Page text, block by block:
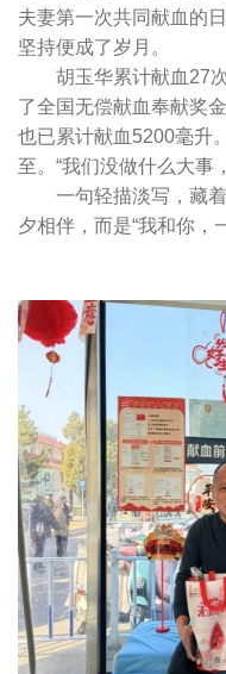
夫妻第一次共同献血的
坚持便成了岁月。
胡玉华累计献血27次
了全国无偿献血奉献奖
也已累计献血5200毫升
至。“我们没做什么大事
一句轻描淡写，藏着
夕相伴，而是“我和你，